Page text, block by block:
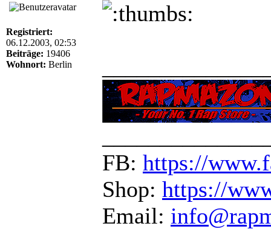
Registriert:
06.12.2003, 02:53
Beiträge: 19406
Wohnort: Berlin
FB: https://
Shop: https://
Email: